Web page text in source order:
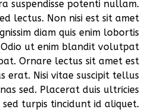
suspendisse potenti nullam.
lectus. Non nisi est sit amet
diam quis enim lobortis
ut enim blandit volutpat
Ornare lectus sit amet est
erat. Nisi vitae suscipit tellus
sed. Placerat duis ultricies
sed turpis tincidunt id aliquet.